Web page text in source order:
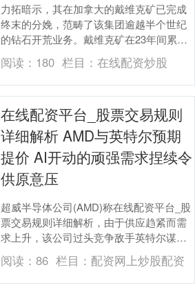
力拓暗示，其在加拿大的戴维克矿已完成
终末的分娩，范畴了该集团逾越半个世纪
的钻石开荒业务。戴维克矿在23年间累计
产出逾越1.5亿克拉钻石，力拓暗示矿区复
垦责任将捏....
阅读： 180 栏目： 在线配资炒股
在线配资平台_股票交易规则
详细解析 AMD与英特尔预期
提价 AI开动的顽强需求捏续令
供原意压
超威半导体公司(AMD)称在线配资平台_股
票交易规则详细解析，由于供应趋紧而需
求上升，该公司过头竞争敌手英特尔谋略
普及CPU价钱。 报说念称，两家公司均准
备将C....
阅读：86 栏目： 配资网上炒股配资